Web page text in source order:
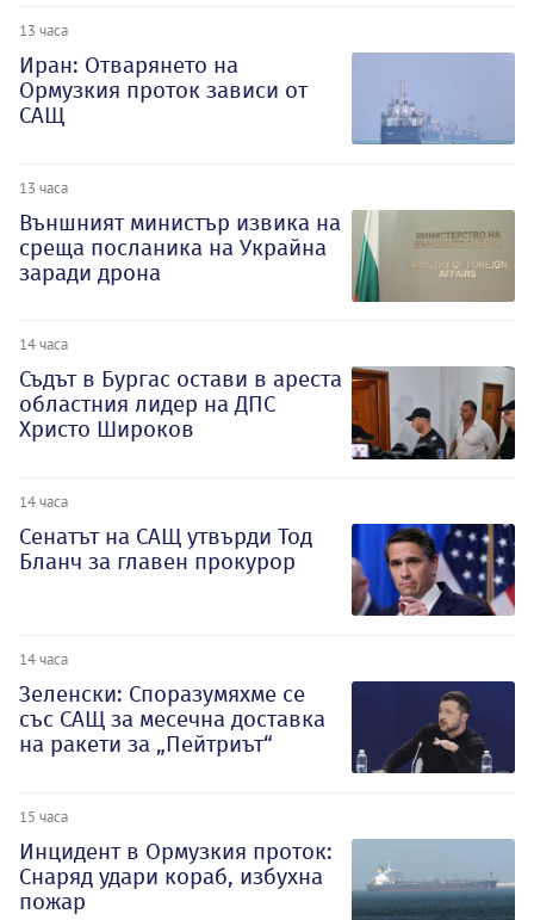
13 часа
Иран: Отварянето на
Ормузкия проток зависи от
САЩ
13 часа
Външният министър извика на
среща посланика на Украйна
заради дрона
14 часа
Съдът в Бургас остави в ареста
областния лидер на ДПС
Христо Широков
14 часа
Сенатът на САЩ утвърди Тод
Бланч за главен прокурор
14 часа
Зеленски: Споразумяхме се
със САЩ за месечна доставка
на ракети за „Пейтриът“
15 часа
Инцидент в Ормузкия проток:
Снаряд удари кораб, избухна
пожар